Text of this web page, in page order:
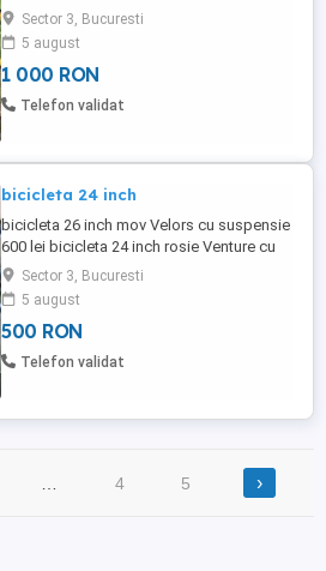
Sector 3, Bucuresti
5 august
1 000 RON
Telefon validat
bicicleta 24 inch
bicicleta 26 inch mov Velors cu suspensie
600 lei bicicleta 24 inch rosie Venture cu
suspensi 600 lei
Sector 3, Bucuresti
5 august
500 RON
Telefon validat
4 5 ›